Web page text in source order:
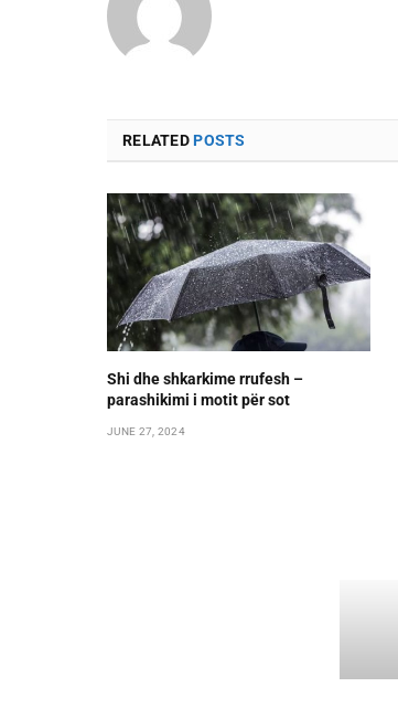
RELATEDPOSTS
Shi dhe shkarkime rrufesh –
parashikimi i motit për sot
JUNE 27, 2024